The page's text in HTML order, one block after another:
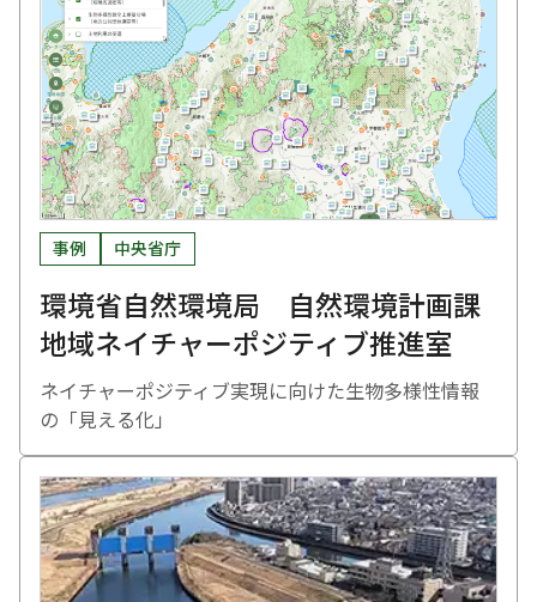
事例 中央省庁
環境省自然環境局 自然環境計画課
地域ネイチャーポジティブ推進室
ネイチャーポジティブ実現に向けた生物多様性情報
の「見える化」